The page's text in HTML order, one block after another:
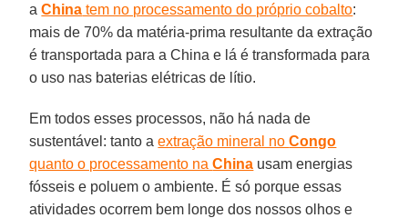
aChina tem no processamento do próprio cobalto:
mais de 70% da matéria-prima resultante da extração
é transportada para a China e lá é transformada para
o uso nas baterias elétricas de lítio.
Em todos esses processos, não há nada de
sustentável: tanto aextração mineral noCongo
quanto o processamento naChina usam energias
fósseis e poluem o ambiente. É só porque essas
atividades ocorrem bem longe dos nossos olhos e